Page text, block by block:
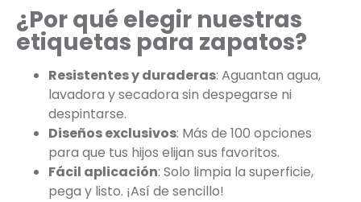
¿Por qué elegir nuestras
etiquetas para zapatos?
Resistentes y duraderas: Aguantan agua,
lavadora y secadora sin despegarse ni
despintarse.
Diseños exclusivos: Más de 100 opciones
para que tus hijos elijan sus favoritos.
Fácil aplicación: Solo limpia la superficie,
pega y listo. ¡Así de sencillo!